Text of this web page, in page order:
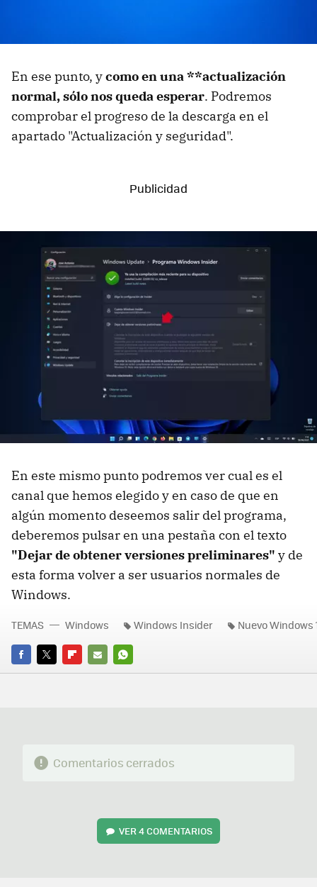
En ese punto, ycomo en una **actualización
normal, sólo nos queda esperar. Podremos
comprobar el progreso de la descarga en el
apartado "Actualización y seguridad".
En este mismo punto podremos ver cual es el
canal que hemos elegido y en caso de que en
algún momento deseemos salir del programa,
deberemos pulsar en una pestaña con el texto
"Dejar de obtener versiones preliminares" y de
esta forma volver a ser usuarios normales de
Windows.
FACEBOOK
TWITTERFLIPBOARD
E-
WHATSAPP
TEMAS Windows Windows Insider Nuevo Windows
Comentarios cerrados
VER4 COMENTARIOS